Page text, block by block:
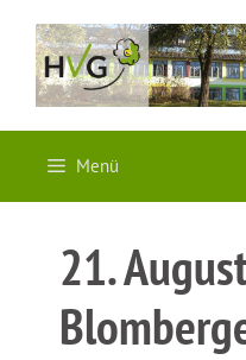
Inhalt
springen
Menü
21.